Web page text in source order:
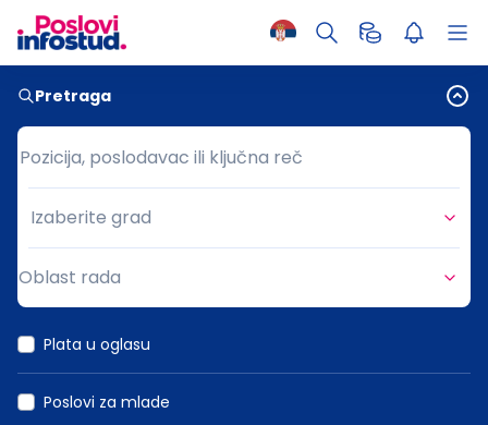
Pretraga
Pozicija, poslodavac ili ključna reč
Pozicija, poslodavac ili ključna reč
Grad
Izaberite grad
Oblast rada
Plata u oglasu
Poslovi za mlade